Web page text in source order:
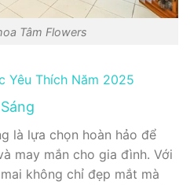
Tâm Flowers
Yêu Thích Năm 2025
là lựa chọn hoàn hảo để
may mắn cho gia đình. Với
không chỉ đẹp mắt mà